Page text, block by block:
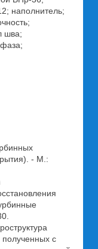
наполнитель;
шва;
- М.:
с